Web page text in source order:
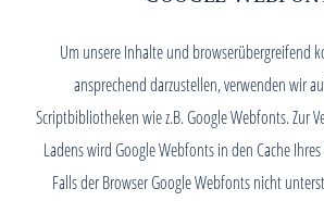
Um unsere Inhalte und browserübergreifend
ansprechend darzustellen, verwenden wir
Scriptbibliotheken wie z.B. Google Webfonts. Zur
Ladens wird Google Webfonts in den Cache
Falls der Browser Google Webfonts nicht